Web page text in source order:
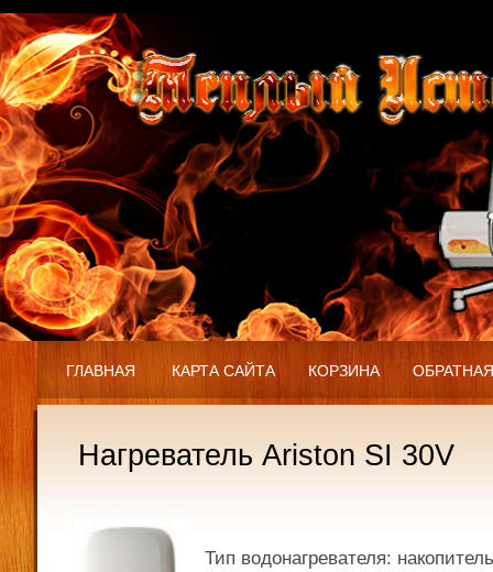
ГЛАВНАЯ КАРТА САЙТА КОРЗИНА
Нагреватель Ariston SI 30V
Тип водонагревателя: